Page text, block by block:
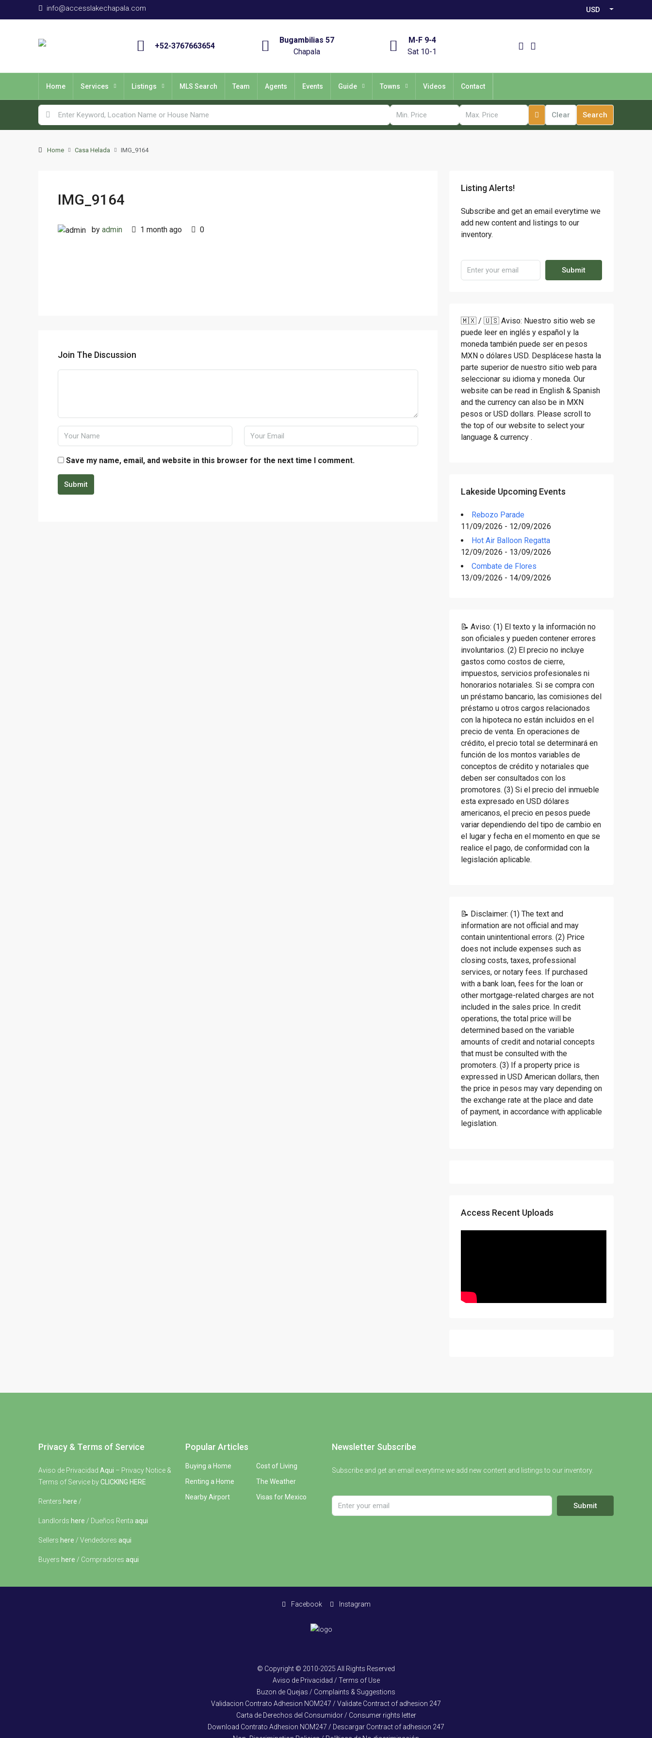
info@accesslakechapala.com USD
+52-3767663654
Bugambilias 57
Chapala
M-F 9-4
Sat 10-1
Home Services Listings MLS Search Team Agents Events Guide Towns Videos Contact
Clear Search
Home Casa Helada IMG_9164
IMG_9164
by admin 1 month ago 0
Join The Discussion
Save my name, email, and website in this browser for the next time I comment.
Submit
Listing Alerts!
Subscribe and get an email everytime we
add new content and listings to our
inventory.
Submit
🇲🇽 / 🇺🇸 Aviso: Nuestro sitio web se
puede leer en inglés y español y la
moneda también puede ser en pesos
MXN o dólares USD. Desplácese hasta la
parte superior de nuestro sitio web para
seleccionar su idioma y moneda. Our
website can be read in English & Spanish
and the currency can also be in MXN
pesos or USD dollars. Please scroll to
the top of our website to select your
language & currency .
Lakeside Upcoming Events
Rebozo Parade
11/09/2026 - 12/09/2026
Hot Air Balloon Regatta
12/09/2026 - 13/09/2026
Combate de Flores
13/09/2026 - 14/09/2026
📝 Aviso: (1) El texto y la información no
son oficiales y pueden contener errores
involuntarios. (2) El precio no incluye
gastos como costos de cierre,
impuestos, servicios profesionales ni
honorarios notariales. Si se compra con
un préstamo bancario, las comisiones del
préstamo u otros cargos relacionados
con la hipoteca no están incluidos en el
precio de venta. En operaciones de
crédito, el precio total se determinará en
función de los montos variables de
conceptos de crédito y notariales que
deben ser consultados con los
promotores. (3) Si el precio del inmueble
esta expresado en USD dólares
americanos, el precio en pesos puede
variar dependiendo del tipo de cambio en
el lugar y fecha en el momento en que se
realice el pago, de conformidad con la
legislación aplicable.
📝 Disclaimer: (1) The text and
information are not official and may
contain unintentional errors. (2) Price
does not include expenses such as
closing costs, taxes, professional
services, or notary fees. If purchased
with a bank loan, fees for the loan or
other mortgage-related charges are not
included in the sales price. In credit
operations, the total price will be
determined based on the variable
amounts of credit and notarial concepts
that must be consulted with the
promoters. (3) If a property price is
expressed in USD American dollars, then
the price in pesos may vary depending on
the exchange rate at the place and date
of payment, in accordance with applicable
legislation.
Access Recent Uploads
Privacy & Terms of Service
Aviso de Privacidad Aqui – Privacy Notice &
Terms of Service byCLICKING HERE
Renters here /
Landlords here / Dueños Renta aqui
Sellers here / Vendedores aqui
Buyers here / Compradores aqui
Popular Articles
Buying a Home
Renting a Home
Nearby Airport
Cost of Living
The Weather
Visas for Mexico
Newsletter Subscribe
Subscribe and get an email everytime we add new content and listings to our inventory.
Submit
Facebook Instagram
© Copyright © 2010-2025 All Rights Reserved
Aviso de Privacidad / Terms of Use
Buzon de Quejas / Complaints & Suggestions
Validacion Contrato Adhesion NOM247 / Validate Contract of adhesion 247
Carta de Derechos del Consumidor / Consumer rights letter
Download Contrato Adhesion NOM247 / Descargar Contract of adhesion 247